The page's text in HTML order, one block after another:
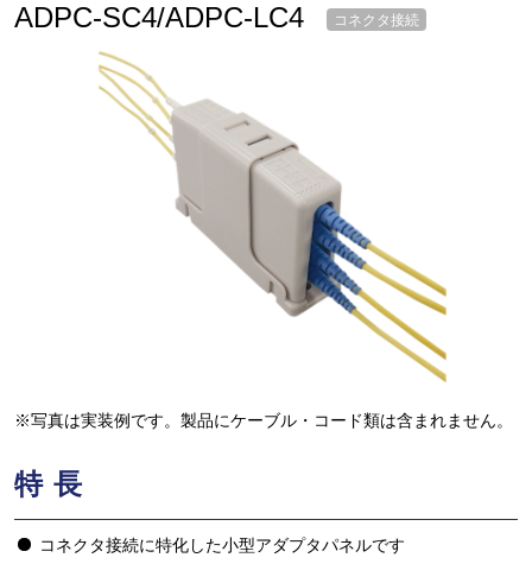
ADPC-SC4/ADPC-LC4 コネクタ接続
※写真は実装例です。製品にケーブル・コード類は含まれません。
特長
コネクタ接続に特化した小型アダプタパネルです